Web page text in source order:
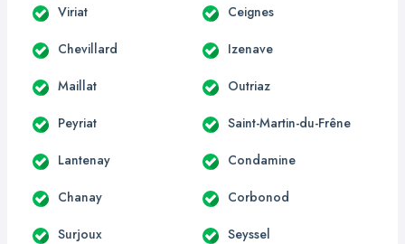
Viriat Ceignes
Chevillard Izenave
Maillat Outriaz
Peyriat Saint-Martin-du-Frêne
Lantenay Condamine
Chanay Corbonod
Surjoux Seyssel